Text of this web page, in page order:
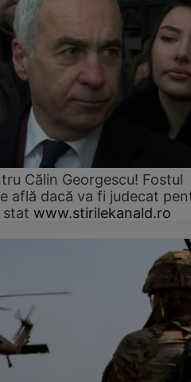
Călin Georgescu! Fostul
află dacă va fi judecat
stat www.stirilekanald.ro